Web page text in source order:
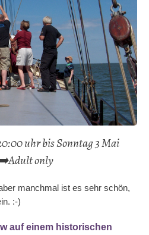
uhr bis Sonntag 3 Mai
only
manchmal ist es sehr schön,
:-)
auf einem historischen